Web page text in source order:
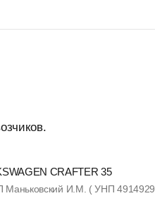
CRAFTER 35
Маньковский И.М. ( УНП 4914929